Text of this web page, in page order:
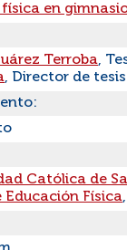
en
Terroba,
, Director de tesis
Católica de
Física